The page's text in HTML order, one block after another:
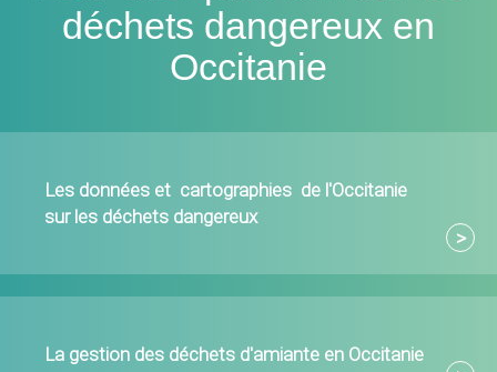
déchets dangereux en
Occitanie
Les données et cartographies de l'Occitanie
sur les déchets dangereux
La gestion des déchets d'amiante en Occitanie